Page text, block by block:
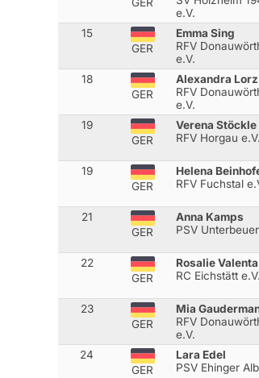
GER
e.V.
15
GER
Emma Sing
RFV
e.V.
18
GER
Alexandra Lorz
RFV
e.V.
19
GER
Verena Stöckle
RFV Horgau e.V.
19
GER
Helena
RFV Fuchstal
21
GER
Anna Kamps
PSV
22
GER
Rosalie Valenta
RC Eichstätt e.V.
23
GER
Mia
RFV
e.V.
24
GER
Lara Edel
PSV Ehinger